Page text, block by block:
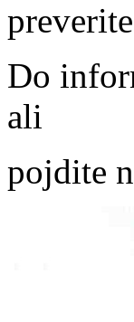
Do
ali
pojdite